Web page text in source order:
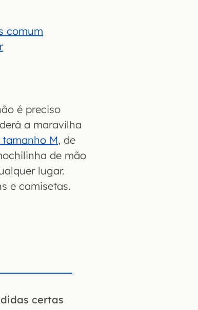
comum
é preciso
a maravilha
M, de
de mão
lugar.
e camisetas.
certas